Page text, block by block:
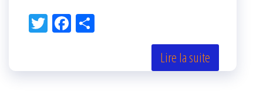
Tw
itt
Fac
eb
k r
Lire la suite